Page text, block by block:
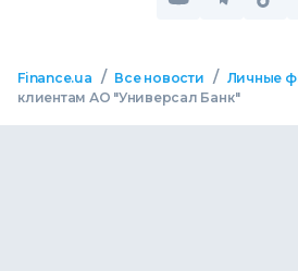
Finance.ua / Все новости / Личные
клиентам АО "Универсал Банк"